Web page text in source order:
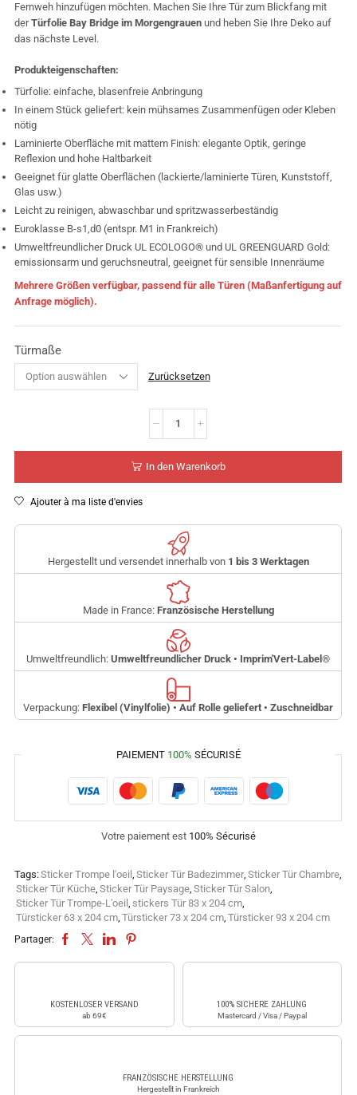
Fernweh hinzufügen möchten. Machen Sie Ihre Tür zum Blickfang mit
derTürfolie Bay Bridge im Morgengrauen und heben Sie Ihre Deko auf
das nächste Level.
Produkteigenschaften:
Türfolie: einfache, blasenfreie Anbringung
In einem Stück geliefert: kein mühsames Zusammenfügen oder Kleben
nötig
Laminierte Oberfläche mit mattem Finish: elegante Optik, geringe
Reflexion und hohe Haltbarkeit
Geeignet für glatte Oberflächen (lackierte/laminierte Türen, Kunststoff,
Glas usw.)
Leicht zu reinigen, abwaschbar und spritzwasserbeständig
Euroklasse B-s1,d0 (entspr. M1 in Frankreich)
Umweltfreundlicher Druck UL ECOLOGO® und UL GREENGUARD Gold:
emissionsarm und geruchsneutral, geeignet für sensible Innenräume
Mehrere Größen verfügbar, passend für alle Türen (Maßanfertigung auf
Anfrage möglich).
Türmaße
Zurücksetzen
In den Warenkorb
Ajouter à ma liste d'envies
Hergestellt und versendet innerhalb von 1 bis 3 Werktagen
Made in France: Französische Herstellung
Umweltfreundlich: Umweltfreundlicher Druck • Imprim'Vert-Label®
Verpackung: Flexibel (Vinylfolie) • Auf Rolle geliefert • Zuschneidbar
PAIEMENT 100% SÉCURISÉ
Votre paiement est 100% Sécurisé
Tags:Sticker Trompe l'oeil Sticker Tür Badezimmer Sticker Tür Chambre
Sticker Tür Küche Sticker Tür Paysage Sticker Tür Salon
Sticker Tür Trompe-L'oeil stickers Tür 83 x 204 cm
Türsticker 63 x 204 cm Türsticker 73 x 204 cm Türsticker 93 x 204 cm
Partager:
KOSTENLOSER VERSAND
ab 69€
100% SICHERE ZAHLUNG
Mastercard / Visa / Paypal
FRANZÖSISCHE HERSTELLUNG
Hergestellt in Frankreich